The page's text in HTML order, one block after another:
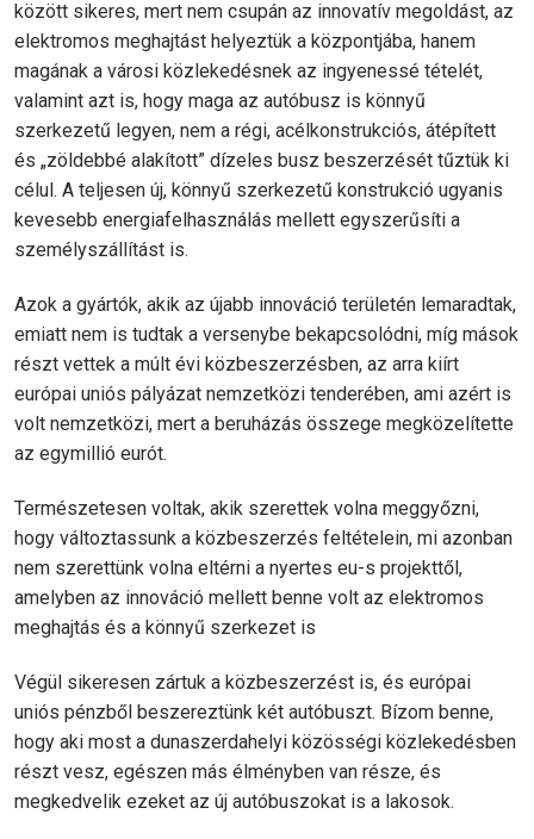
között sikeres, mert nem csupán az innovatív megoldást, az
elektromos meghajtást helyeztük a központjába, hanem
magának a városi közlekedésnek az ingyenessé tételét,
valamint azt is, hogy maga az autóbusz is könnyű
szerkezetű legyen, nem a régi, acélkonstrukciós, átépített
és „zöldebbé alakított” dízeles busz beszerzését tűztük ki
célul. A teljesen új, könnyű szerkezetű konstrukció ugyanis
kevesebb energiafelhasználás mellett egyszerűsíti a
személyszállítást is.
Azok a gyártók, akik az újabb innováció területén lemaradtak,
emiatt nem is tudtak a versenybe bekapcsolódni, míg mások
részt vettek a múlt évi közbeszerzésben, az arra kiírt
európai uniós pályázat nemzetközi tenderében, ami azért is
volt nemzetközi, mert a beruházás összege megközelítette
az egymillió eurót.
Természetesen voltak, akik szerettek volna meggyőzni,
hogy változtassunk a közbeszerzés feltételein, mi azonban
nem szerettünk volna eltérni a nyertes eu-s projekttől,
amelyben az innováció mellett benne volt az elektromos
meghajtás és a könnyű szerkezet is
Végül sikeresen zártuk a közbeszerzést is, és európai
uniós pénzből beszereztünk két autóbuszt. Bízom benne,
hogy aki most a dunaszerdahelyi közösségi közlekedésben
részt vesz, egészen más élményben van része, és
megkedvelik ezeket az új autóbuszokat is a lakosok.